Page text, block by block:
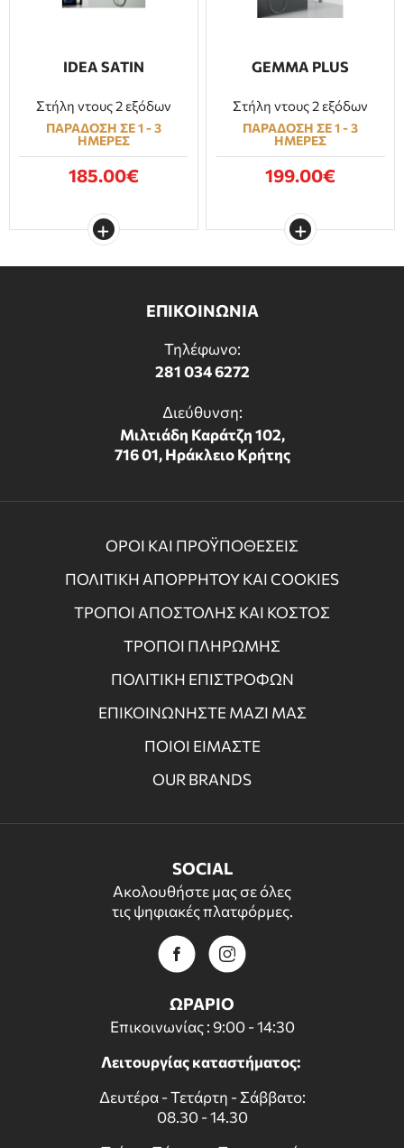
IDEA SATIN
Στήλη ντους 2 εξόδων
ΠΑΡΑΔΟΣΗ ΣΕ 1 - 3
ΗΜΕΡΕΣ
185.00€
GEMMA PLUS
Στήλη ντους 2 εξόδων
ΠΑΡΑΔΟΣΗ ΣΕ 1 - 3
ΗΜΕΡΕΣ
199.00€
ΕΠΙΚΟΙΝΩΝΙΑ
Τηλέφωνο:
281 034 6272
Διεύθυνση:
Μιλτιάδη Καράτζη 102,
716 01, Ηράκλειο Κρήτης
ΟΡΟΙ ΚΑΙ ΠΡΟΫΠΟΘΕΣΕΙΣ
ΠΟΛΙΤΙΚΗ ΑΠΟΡΡΗΤΟΥ ΚΑΙ COOKIES
ΤΡΟΠΟΙ ΑΠΟΣΤΟΛΗΣ ΚΑΙ ΚΟΣΤΟΣ
ΤΡΟΠΟΙ ΠΛΗΡΩΜΗΣ
ΠΟΛΙΤΙΚΗ ΕΠΙΣΤΡΟΦΩΝ
ΕΠΙΚΟΙΝΩΝΗΣΤΕ ΜΑΖΙ ΜΑΣ
ΠΟΙΟΙ ΕΙΜΑΣΤΕ
OUR BRANDS
SOCIAL
Ακολουθήστε μας σε όλες
τις ψηφιακές πλατφόρμες.
ΩΡΑΡΙΟ
Επικοινωνίας : 9:00 - 14:30
Λειτουργίας καταστήματος:
Δευτέρα - Τετάρτη - Σάββατο:
08.30 - 14.30